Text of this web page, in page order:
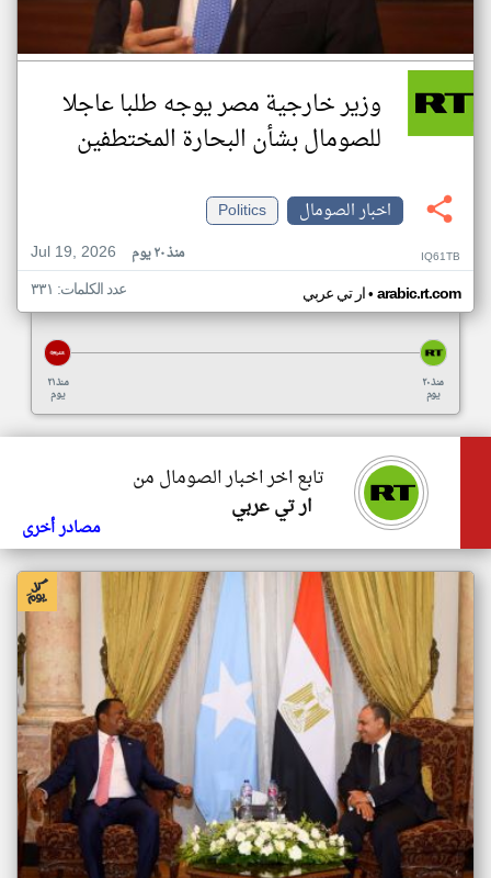
وزير خارجية مصر يوجه طلبا عاجلا
للصومال بشأن البحارة المختطفين
اخبار الصومال
Politics
Jul 19, 2026
منذ ٢٠ يوم IQ61TB
ار تي عربي• arabic.rt.com عدد الكلمات: ٣٣١
منذ ٢١
يوم
منذ ٢٠
يوم
تابع اخر اخبار الصومال من
ار تي عربي
مصادر أخرى